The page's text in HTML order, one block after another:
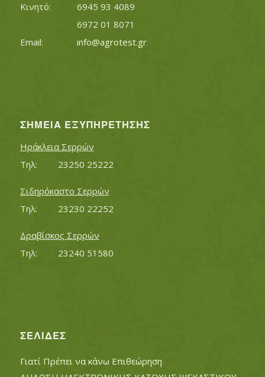
Κινητό:		6945 93 4089
			6972 01 8071
info@agrotest.gr
ΣΗΜΕΊΑ ΕΞΥΠΗΡΈΤΗΣΗΣ
Ηράκλεια Σερρών
Τηλ:		23250 25222
Σιδηρόκαστο Σερρών
Τηλ:		23230 22252
Δραβίσκος Σερρών
Τηλ:		23240 51580
ΣΕΛΊΔΕΣ
Γιατί Πρέπει να κάνω Επιθεώρηση